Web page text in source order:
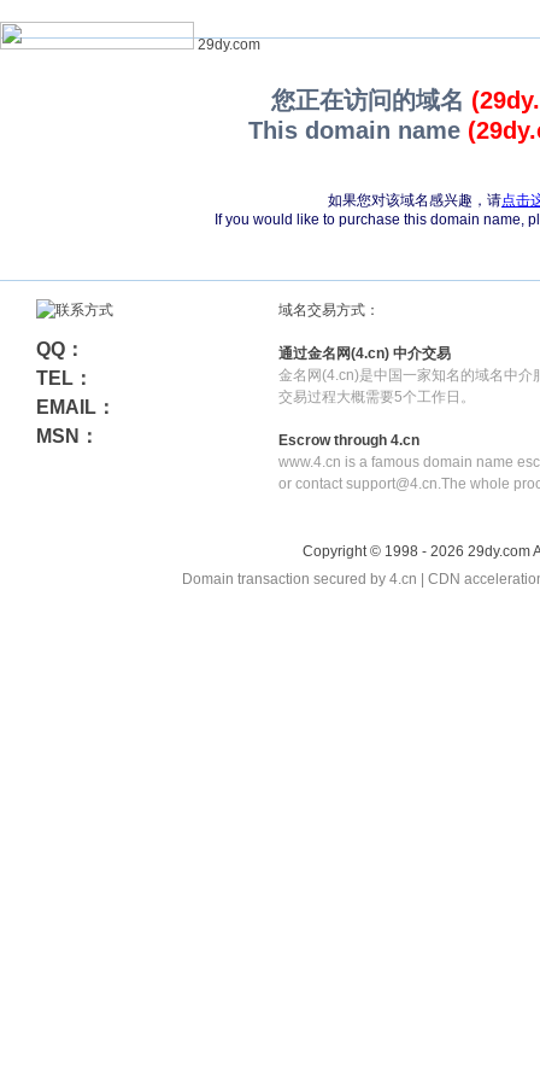
29dy.com
您正在访问的域名
This domain name
如果您对该域名感兴趣，请点击
If you would like to purchase this domain name,
QQ：
TEL：
EMAIL：
MSN：
域名交易方式：
通过金名网(4.cn) 中介交易
金名网(4.cn)是中国一家知名的域名中介
交易过程大概需要5个工作日。
Escrow through 4.cn
www.4.cn is a famous domain name
or contact support@4.cn.The whole
Copyright © 1998 - 2026 29dy.com
Domain transaction secured by 4.cn | CDN